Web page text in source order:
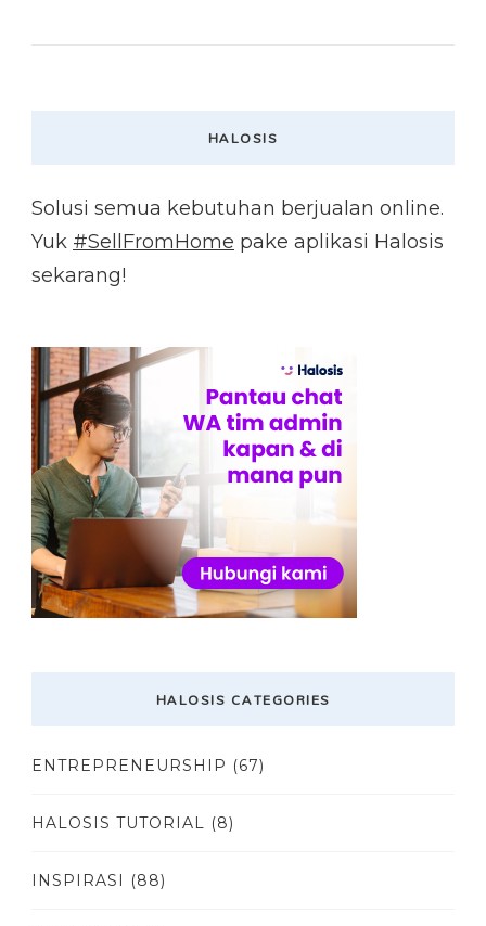
HALOSIS
Solusi semua kebutuhan berjualan online.
Yuk #SellFromHome pake aplikasi Halosis
sekarang!
HALOSIS CATEGORIES
ENTREPRENEURSHIP (67)
HALOSIS TUTORIAL (8)
INSPIRASI (88)